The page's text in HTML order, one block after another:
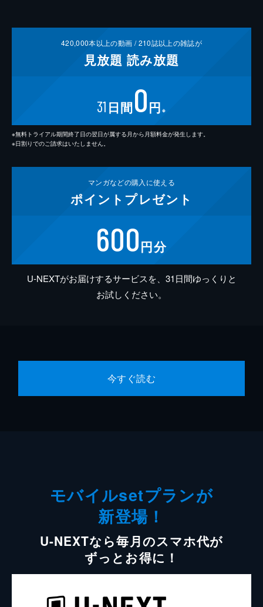
420,000本以上の動画 /210誌以上の雑誌が
見放題 読み放題
31 日間0円 ※
※無料トライアル期間終了日の翌日が属する月から月額料金が発生します。
※日割りでのご請求はいたしません。
マンガなどの購入に使える
ポイント プレゼント
600円分
U-NEXTがお届けするサービスを、31日間ゆっくりと
お試しください。
今すぐ読む
モバイルsetプランが
新登場！
U-NEXTなら毎月のスマホ代が
ずっとお得に！